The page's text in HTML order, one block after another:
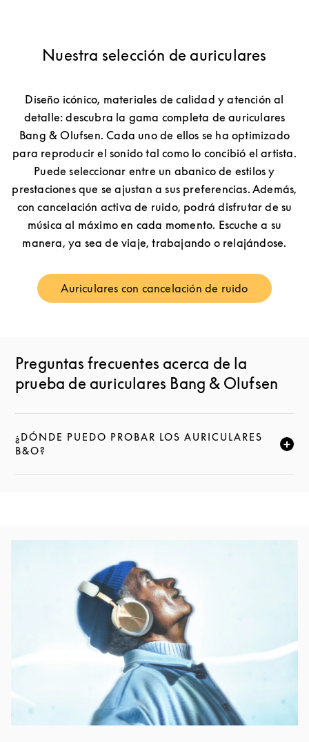
Nuestra selección de auriculares
Diseño icónico, materiales de calidad y atención al
detalle: descubra la gama completa de auriculares
Bang & Olufsen. Cada uno de ellos se ha optimizado
para reproducir el sonido tal como lo concibió el artista.
Puede seleccionar entre un abanico de estilos y
prestaciones que se ajustan a sus preferencias. Además,
con cancelación activa de ruido, podrá disfrutar de su
música al máximo en cada momento. Escuche a su
manera, ya sea de viaje, trabajando o relajándose.
Auriculares con cancelación de ruido
Link Opens in New Tab
Preguntas frecuentes acerca de la
prueba de auriculares Bang & Olufsen
¿DÓNDE PUEDO PROBAR LOS AURICULARES
B&O?
HAZ CLIC PARA AMPLIAR ESTA DESCRIPCIÓN Y